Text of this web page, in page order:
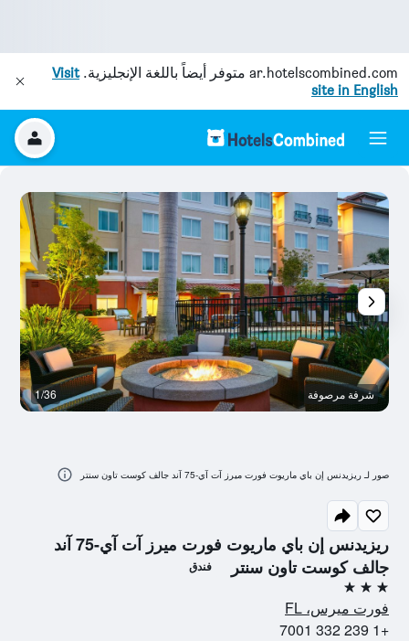
ar.hotelscombined.com متوفر أيضاً باللغة الإنجليزية.Visit
site in English
ريزيدنس إن باي ماريوت فورت ميرز آت آي-75 آند
جالف كوست تاون سنتر
فندق
3 نجوم
فورت ميرس، FL
+1 239 332 7001
شرفة مرصوفة 1/36
صور لـ ريزيدنس إن باي ماريوت فورت ميرز آت آي-75 آند جالف كوست تاون سنتر